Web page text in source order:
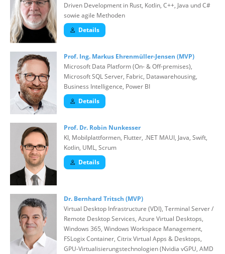
Driven Development in Rust, Kotlin, C++, Java und C#
sowie agile Methoden
Details
Prof. Ing. Markus Ehrenmüller-Jensen (MVP)
Microsoft Data Platform (On- & Off-premises),
Microsoft SQL Server, Fabric, Datawarehousing,
Business Intelligence, Power BI
Details
Prof. Dr. Robin Nunkesser
KI, Mobilplattformen, Flutter, .NET MAUI, Java, Swift,
Kotlin, UML, Scrum
Details
Dr. Bernhard Tritsch (MVP)
Virtual Desktop Infrastructure (VDI), Terminal Server /
Remote Desktop Services, Azure Virtual Desktops,
Windows 365, Windows Workspace Management,
FSLogix Container, Citrix Virtual Apps & Desktops,
GPU-Virtualisierungstechnologien (Nvidia vGPU, AMD